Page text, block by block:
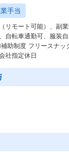
手当
リモート可能）、副
自転車通勤可、服装
助制度 フリースナッ
社指定休日